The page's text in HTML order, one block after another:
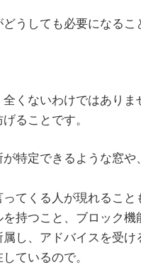
うしても必要になるこ
くないわけではありま
ることです。
特定できるような窓
てくる人が現れること
持つこと、ブロック機
し、アドバイスを受け
ているので。